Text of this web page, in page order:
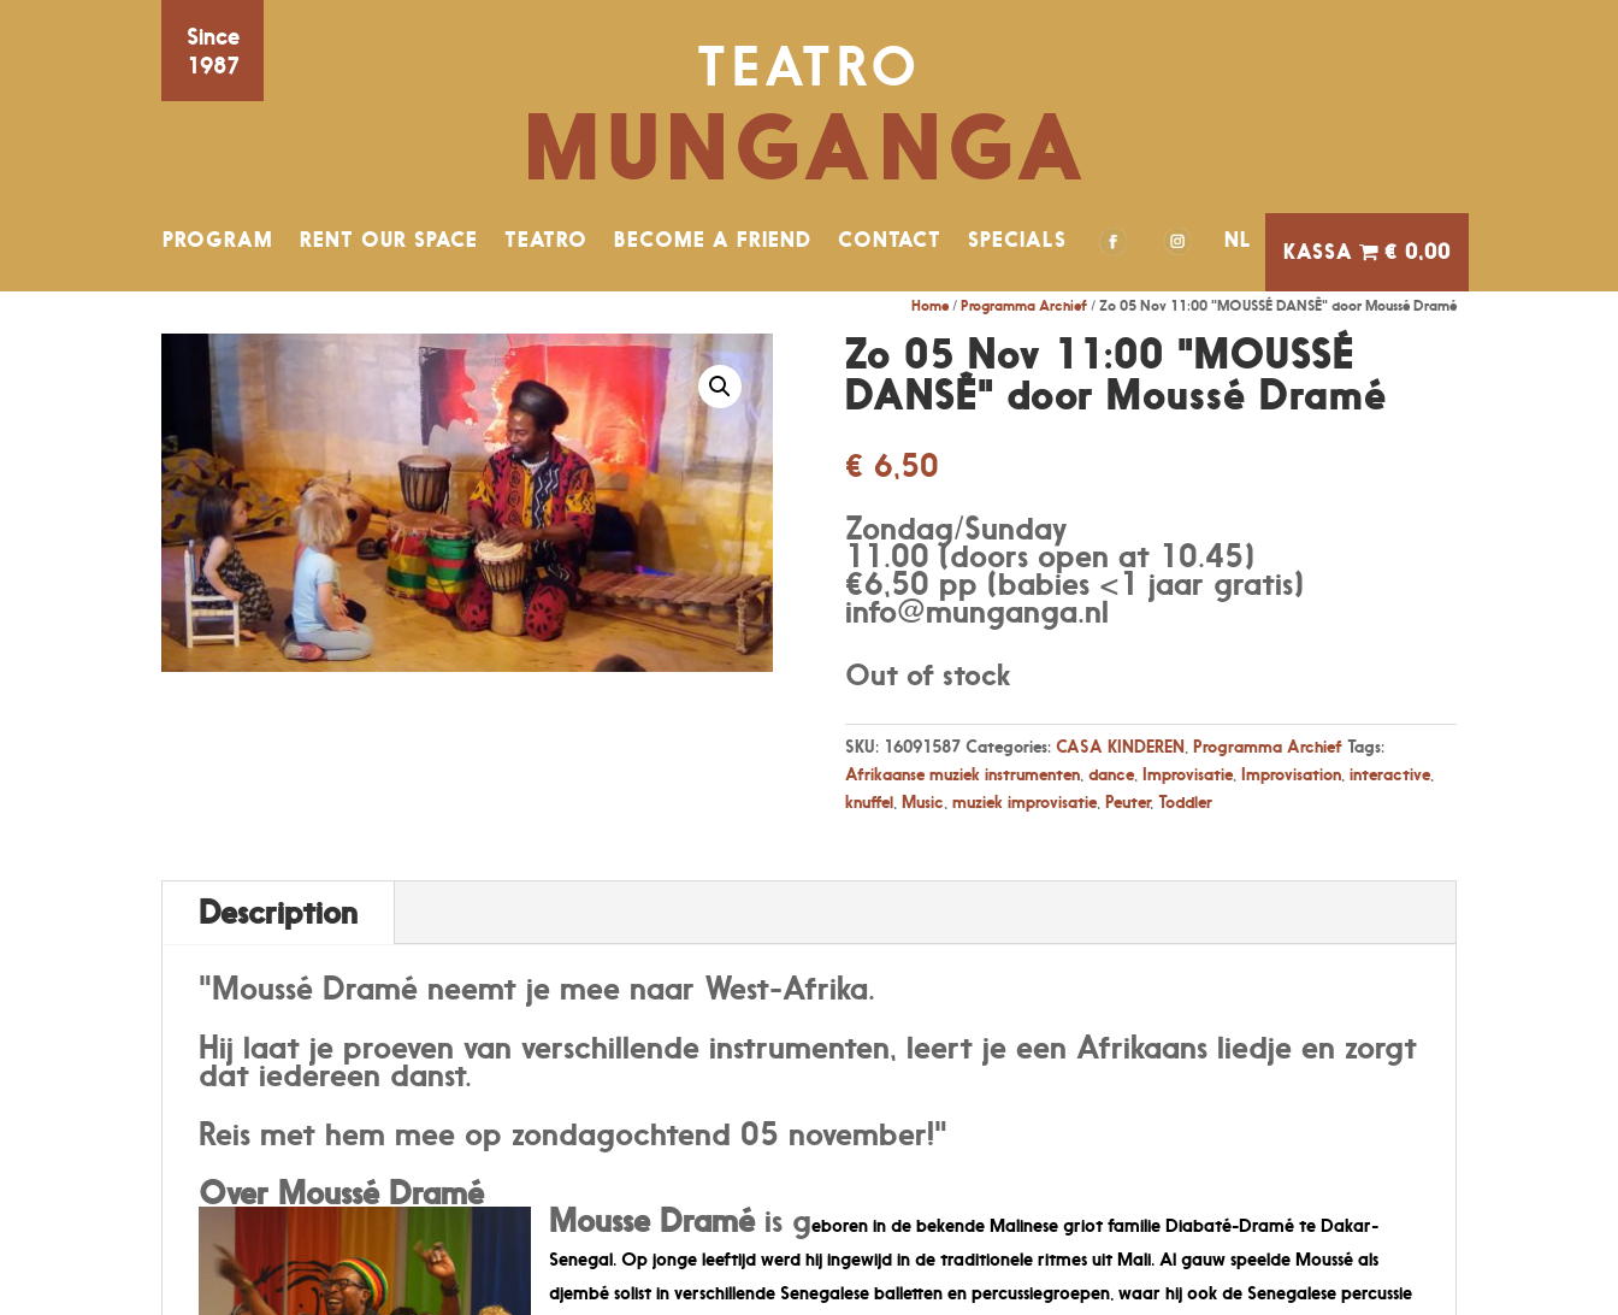
Since
1987
TEATRO
MUNGANGA
PROGRAM RENT OUR SPACE TEATRO BECOME A FRIEND CONTACT SPECIALS NL € 0,00
Home/ Programma Archief/ Zo 05 Nov 11:00 "MOUSSÉ DANSÊ" door Moussé Dramé
Zo 05 Nov 11:00 "MOUSSÉ
DANSÊ" door Moussé Dramé
€ 6,50
Zondag/Sunday
11.00 (doors open at 10.45)
€6,50 pp (babies <1 jaar gratis)
info@munganga.nl
Out of stock
SKU: 16091587 Categories: CASA KINDEREN, Programma Archief Tags:
Afrikaanse muziek instrumenten, dance, Improvisatie, Improvisation, interactive,
knuffel, Music muziek improvisatie, Peuter, Toddler
Description
"Moussé Dramé neemt je mee naar West-Afrika.
Hij laat je proeven van verschillende instrumenten, leert je een Afrikaans liedje en zorgt
dat iedereen danst.
Reis met hem mee op zondagochtend 05 november!"
Over Moussé Dramé
Mousse Draméis geboren in de bekende Malinese griot familie Diabaté-Dramé te Dakar-
Senegal. Op jonge leeftijd werd hij ingewijd in de traditionele ritmes uit Mali. Al gauw speelde Moussé als
djembé solist in verschillende Senegalese balletten en percussiegroepen, waar hij ook de Senegalese percussie